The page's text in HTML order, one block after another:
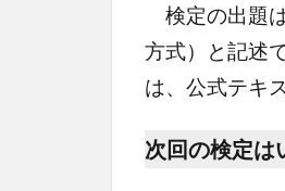
検定の出題
方式）と記述
は、公式テキ
次回の検定は